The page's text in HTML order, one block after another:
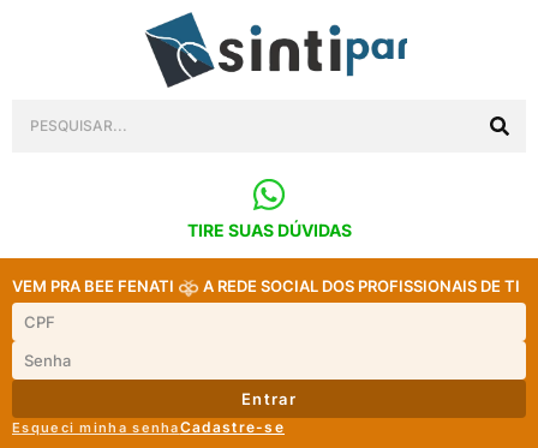
TIRE SUAS DÚVIDAS
VEM PRA BEE FENATI A REDE SOCIAL DOS PROFISSIONAIS DE TI
Entrar
Esqueci minha senhaCadastre-se